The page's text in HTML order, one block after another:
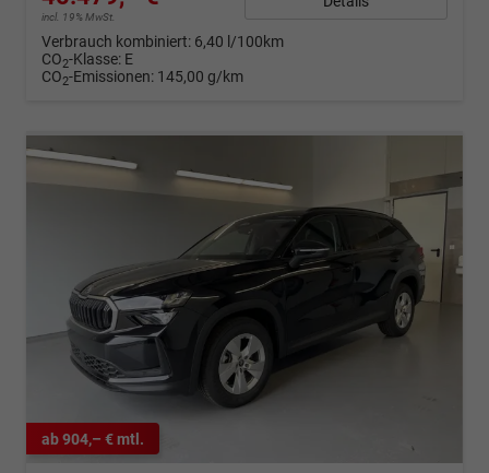
incl. 19% MwSt.
Verbrauch kombiniert: 6,40 l/100km
CO2-Klasse: E
CO2-Emissionen: 145,00 g/km
ab 904,– € mtl.